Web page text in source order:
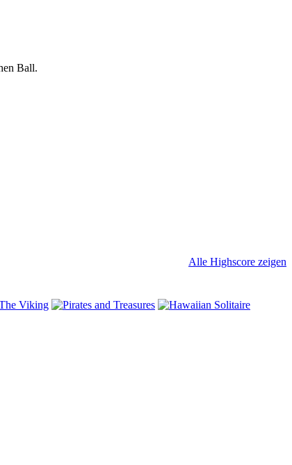
Ball.
Alle Highscore zeigen